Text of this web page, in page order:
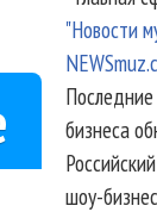
"Новости
бизнеса
шоу-